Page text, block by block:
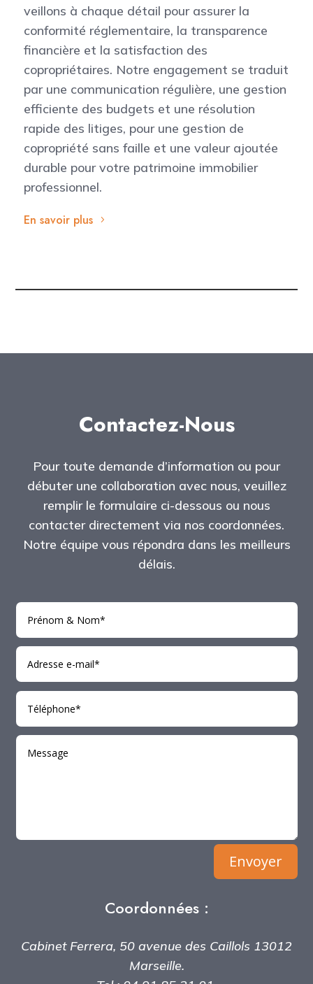
veillons à chaque détail pour assurer la
conformité réglementaire, la transparence
financière et la satisfaction des
copropriétaires. Notre engagement se traduit
par une communication régulière, une gestion
efficiente des budgets et une résolution
rapide des litiges, pour une gestion de
copropriété sans faille et une valeur ajoutée
durable pour votre patrimoine immobilier
professionnel.
En savoir plus
Contactez-Nous
Pour toute demande d’information ou pour
débuter une collaboration avec nous, veuillez
remplir le formulaire ci-dessous ou nous
contacter directement via nos coordonnées.
Notre équipe vous répondra dans les meilleurs
délais.
Envoyer
Coordonnées :
Cabinet Ferrera, 50 avenue des Caillols 13012
Marseille.